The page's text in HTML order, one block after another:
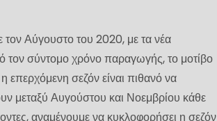
τον Αύγουστο του 2020, με τα νέα
τον σύντομο χρόνο παραγωγής, το μοτίβο
σεζόν είναι πιθανό να
μεταξύ Αυγούστου και Νοεμβρίου κάθε
αναμένουμε να κυκλοφορήσει η σεζόν